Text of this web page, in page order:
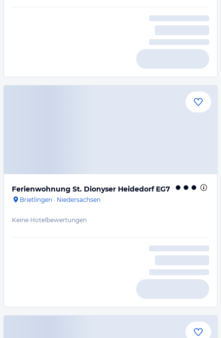
Ferienwohnung St. Dionyser Heidedorf EG7
Brietlingen · Niedersachsen
Keine Hotelbewertungen